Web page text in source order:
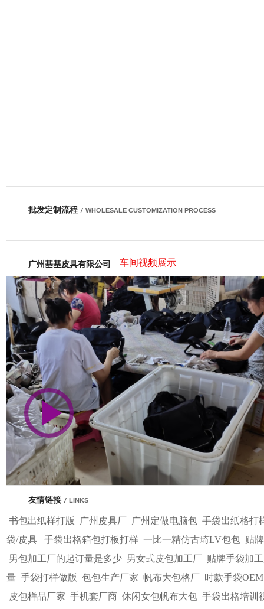
网商会会员
市商会会员单位
批发定制流程 / WHOLESALE CUSTOMIZATION PROCESS
广州基基皮具有限公司 车间视频展示